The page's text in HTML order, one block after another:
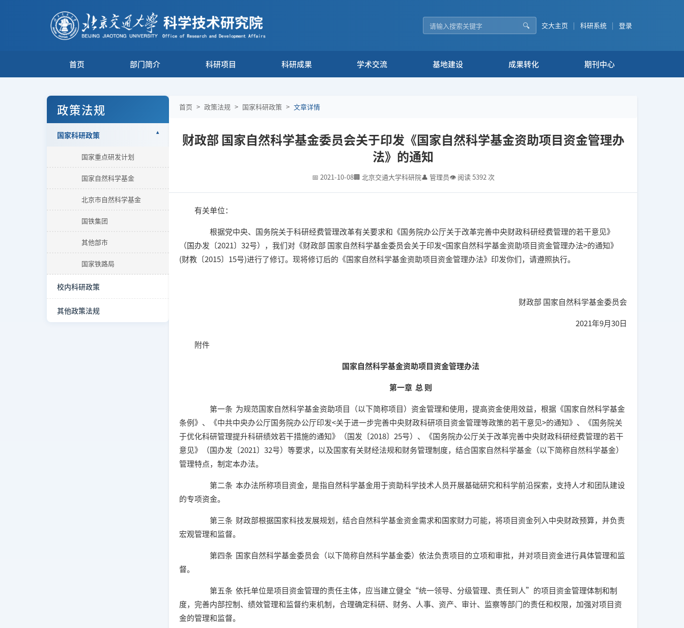
🔍 交大主页 | 科研系统 | 登录
首页 部门简介 科研项目 科研成果 学术交流 基地建设 成果转化 期刊中心
政策法规
国家科研政策
国家重点研发计划
国家自然科学基金
北京市自然科学基金
国铁集团
其他部市
国家铁路局
校内科研政策
其他政策法规
首页 > 政策法规 > 国家科研政策 > 文章详情
财政部 国家自然科学基金委员会关于印发《国家自然科学基金资助项目资金管理办
法》的通知
📅 2021-10-08🏢 北京交通大学科研院👤 管理员👁 阅读 5392 次
有关单位：
根据党中央、国务院关于科研经费管理改革有关要求和《国务院办公厅关于改革完善中央财政科研经费管理的若干意见》
（国办发〔2021〕32号），我们对《财政部 国家自然科学基金委员会关于印发<国家自然科学基金资助项目资金管理办法>的通知》
(财教〔2015〕15号)进行了修订。现将修订后的《国家自然科学基金资助项目资金管理办法》印发你们，请遵照执行。
财政部 国家自然科学基金委员会
2021年9月30日
附件
国家自然科学基金资助项目资金管理办法
第一章 总 则
第一条 为规范国家自然科学基金资助项目（以下简称项目）资金管理和使用，提高资金使用效益，根据《国家自然科学基金
条例》、《中共中央办公厅国务院办公厅印发<关于进一步完善中央财政科研项目资金管理等政策的若干意见>的通知》、《国务院关
于优化科研管理提升科研绩效若干措施的通知》（国发〔2018〕25号）、《国务院办公厅关于改革完善中央财政科研经费管理的若干
意见》（国办发〔2021〕32号）等要求，以及国家有关财经法规和财务管理制度，结合国家自然科学基金（以下简称自然科学基金）
管理特点，制定本办法。
第二条 本办法所称项目资金，是指自然科学基金用于资助科学技术人员开展基础研究和科学前沿探索，支持人才和团队建设
的专项资金。
第三条 财政部根据国家科技发展规划，结合自然科学基金资金需求和国家财力可能，将项目资金列入中央财政预算，并负责
宏观管理和监督。
第四条 国家自然科学基金委员会（以下简称自然科学基金委）依法负责项目的立项和审批，并对项目资金进行具体管理和监
督。
第五条 依托单位是项目资金管理的责任主体，应当建立健全“统一领导、分级管理、责任到人”的项目资金管理体制和制
度，完善内部控制、绩效管理和监督约束机制，合理确定科研、财务、人事、资产、审计、监察等部门的责任和权限，加强对项目资
金的管理和监督。